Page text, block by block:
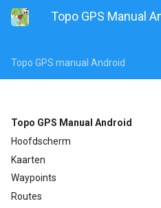
Topo GPS Manual
Topo GPS manual Android
Topo GPS Manual Android
Hoofdscherm
Kaarten
Waypoints
Routes